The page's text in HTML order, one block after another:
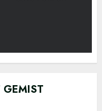
GEMIST